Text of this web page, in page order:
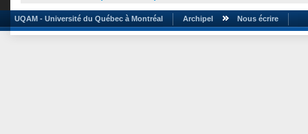
UQAM - Université du Québec à Montréal Archipel Nous écrire